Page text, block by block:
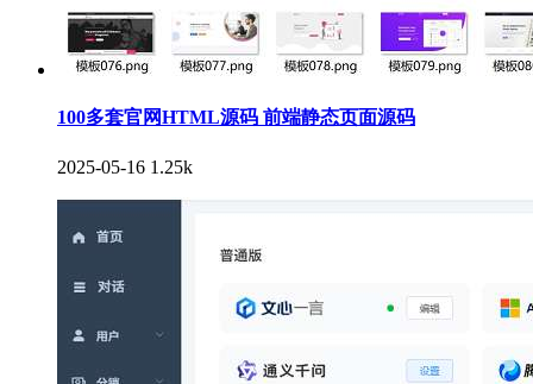
100多套官网HTML源码 前端静态页面源码
2025-05-16 1.25k